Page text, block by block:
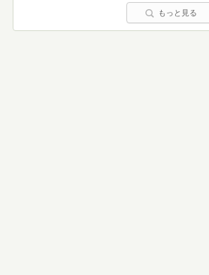
もっと見る